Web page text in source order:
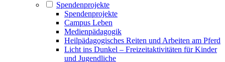
Spendenprojekte
Spendenprojekte
Campus Leben
Medienpädagogik
Heilpädagogisches Reiten und Arbeiten am Pferd
Licht ins Dunkel – Freizeitaktivitäten für Kinder
und Jugendliche